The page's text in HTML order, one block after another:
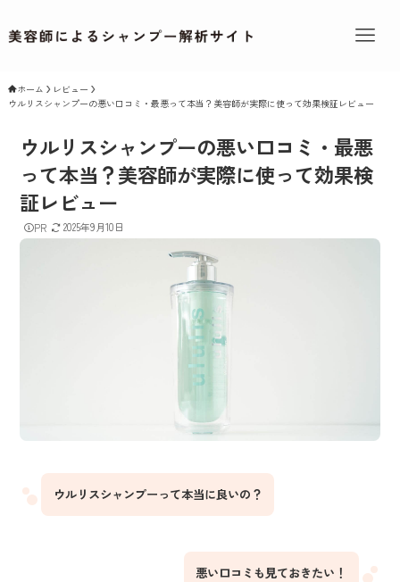
ホーム
レビュー
ウルリスシャンプーの悪い口コミ・最悪って本当？美容師が実際に使って効果検証レビュー
ウルリスシャンプーの悪い口コミ・最悪
って本当？美容師が実際に使って効果検
証レビュー
PR 2025年9月10日
ウルリスシャンプーって本当に良いの？
悪い口コミも見ておきたい！